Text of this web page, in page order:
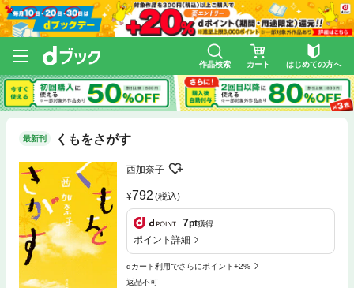
作品検索 カート はじめての方へ
最新刊 くもをさがす
西加奈子
792 (税込)
7pt獲得
ポイント詳細
dカード利用でさらにポイント+2%
返品不可